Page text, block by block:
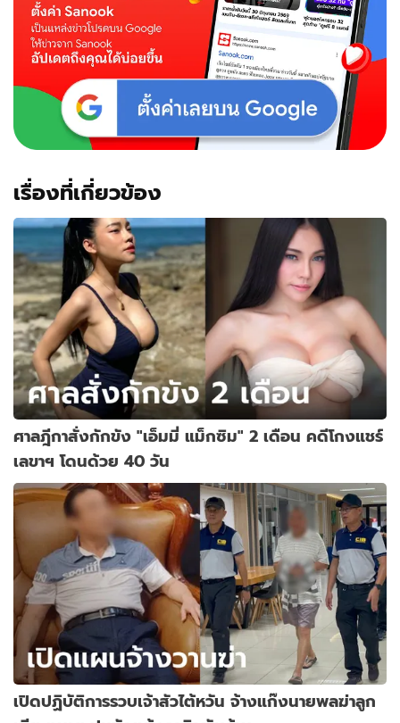
เรื่องที่เกี่ยวข้อง
ศาลฎีกาสั่งกักขัง "เอ็มมี่ แม็กซิม" 2 เดือน คดีโกงแชร์
เลขาฯ โดนด้วย 40 วัน
เปิดปฏิบัติการรวบเจ้าสัวไต้หวัน จ้างแก๊งนายพลฆ่าลูก